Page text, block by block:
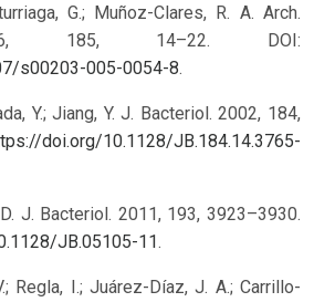
G.; Muñoz-Clares, R. A. Arch.
185, 14–22. DOI:
s00203-005-0054-8.
Y.; Jiang, Y. J. Bacteriol. 2002, 184,
doi.org/10.1128/JB.184.14.3765-
D. J. Bacteriol. 2011, 193, 3923–3930.
JB.05105-11.
Regla, I.; Juárez-Díaz, J. A.; Carrillo-